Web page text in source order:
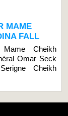
MAME
FALL
Cheikh
Omar Seck
Cheikh